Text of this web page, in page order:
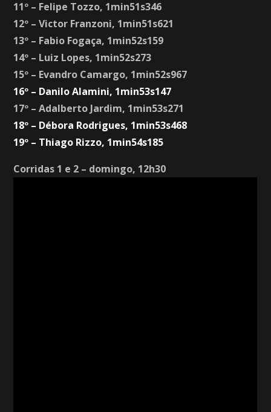
11º – Felipe Tozzo, 1min51s346
12º – Victor Franzoni, 1min51s621
13º – Fabio Fogaça, 1min52s159
14º – Luiz Lopes, 1min52s273
15º – Evandro Camargo, 1min52s967
16º – Danilo Alamini, 1min53s147
17º – Adalberto Jardim, 1min53s271
18º – Débora Rodrigues, 1min53s468
19º – Thiago Rizzo, 1min54s185
Corridas 1 e 2 – domingo, 12h30